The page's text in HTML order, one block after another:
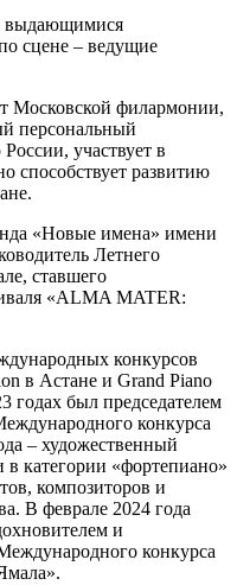
выдающимися
сцене – ведущие
Московской филармонии,
персональный
участвует в
способствует развитию
«Новые имена» имени
Летнего
ставшего
«ALMA MATER:
конкурсов
в Астане и Grand Piano
годах был председателем
конкурса
– художественный
в категории «фортепиано»
композиторов и
В феврале 2024 года
и
конкурса